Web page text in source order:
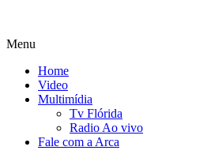
Menu
Home
Video
Multimídia
Tv Flórida
Radio Ao vivo
Fale com a Arca